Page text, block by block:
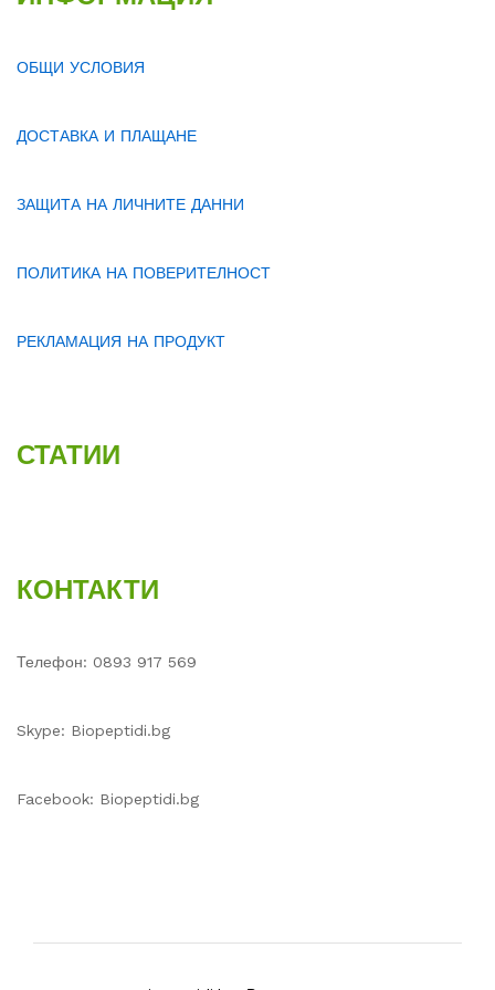
ОБЩИ УСЛОВИЯ
ДОСТАВКА И ПЛАЩАНЕ
ЗАЩИТА НА ЛИЧНИТЕ ДАННИ
ПОЛИТИКА НА ПОВЕРИТЕЛНОСТ
РЕКЛАМАЦИЯ НА ПРОДУКТ
СТАТИИ
КОНТАКТИ
Телефон: 0893 917 569
Skype: Biopeptidi.bg
Facebook: Biopeptidi.bg